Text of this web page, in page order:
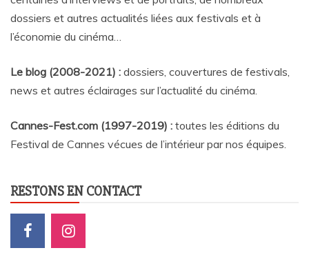
dossiers et autres actualités liées aux festivals et à
l’économie du cinéma…
Le blog (2008-2021) : dossiers, couvertures de festivals,
news et autres éclairages sur l’actualité du cinéma
Cannes-Fest.com (1997-2019) : toutes les éditions du
Festival de Cannes vécues de l’intérieur par nos équipes.
RESTONS EN CONTACT